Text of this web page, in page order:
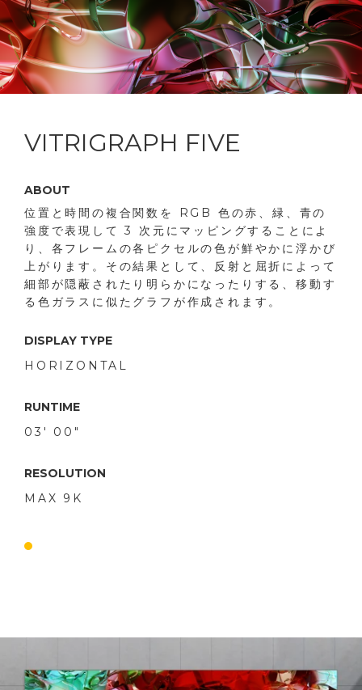
VITRIGRAPH FIVE
ABOUT
位置と時間の複合関数を RGB 色の赤、緑、青の
強度で表現して 3 次元にマッピングすることによ
り、各フレームの各ピクセルの色が鮮やかに浮かび
上がります。その結果として、反射と屈折によって
細部が隠蔽されたり明らかになったりする、移動す
る色ガラスに似たグラフが作成されます。
DISPLAY TYPE
HORIZONTAL
RUNTIME
03' 00"
RESOLUTION
MAX 9K